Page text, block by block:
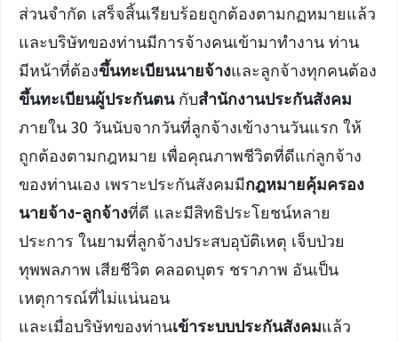
ส่วนจำกัด เสร็จสิ้นเรียบร้อยถูกต้องตามกฏหมายแล้ว
และบริษัทของท่านมีการจ้างคนเข้ามาทำงาน ท่าน
มีหน้าที่ต้องขึ้นทะเบียนนายจ้างและลูกจ้างทุกคนต้อง
ขึ้นทะเบียนผู้ประกันตนกับสำนักงานประกันสังคม
ภายใน 30 วันนับจากวันที่ลูกจ้างเข้างานวันแรก ให้
ถูกต้องตามกฎหมาย เพื่อคุณภาพชีวิตที่ดีแก่ลูกจ้าง
ของท่านเอง เพราะประกันสังคมมีกฎหมายคุ้มครอง
นายจ้าง-ลูกจ้างที่ดี และมีสิทธิประโยชน์หลาย
ประการ ในยามที่ลูกจ้างประสบอุบัติเหตุ เจ็บป่วย
ทุพพลภาพ เสียชีวิต คลอดบุตร ชราภาพ อันเป็น
เหตุการณ์ที่ไม่แน่นอน
และเมื่อบริษัทของท่านเข้าระบบประกันสังคมแล้ว